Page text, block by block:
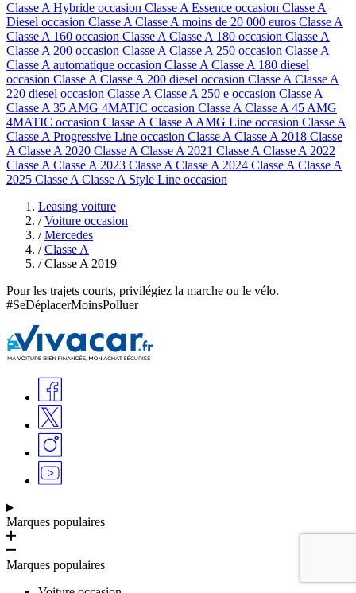
Classe A Hybride occasion Classe A Essence occasion Classe A
Diesel occasion Classe A Classe A moins de 20 000 euros Classe A
Classe A 160 occasion Classe A Classe A 180 occasion Classe A
Classe A 200 occasion Classe A Classe A 250 occasion Classe A
Classe A automatique occasion Classe A Classe A 180 diesel
occasion Classe A Classe A 200 diesel occasion Classe A Classe A
220 diesel occasion Classe A Classe A 250 e occasion Classe A
Classe A 35 AMG 4MATIC occasion Classe A Classe A 45 AMG
4MATIC occasion Classe A Classe A AMG Line occasion Classe A
Classe A Progressive Line occasion Classe A Classe A 2018 Classe
A Classe A 2020 Classe A Classe A 2021 Classe A Classe A 2022
Classe A Classe A 2023 Classe A Classe A 2024 Classe A Classe A
2025 Classe A Classe A Style Line occasion
Leasing voiture
/ Voiture occasion
/ Mercedes
/ Classe A
/ Classe A 2019
Pour les trajets courts, privilégiez la marche ou le vélo.
#SeDéplacerMoinsPolluer
Marques populaires
Marques populaires